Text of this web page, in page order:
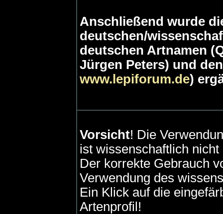
Anschließend wurde
deutschen/
deutschen Artnamen
Jürgen Peters) und
www.lepiforum.de)
Vorsicht! Die
ist wissenschaftlich
Der korrekte Gebrauch
Verwendung des
Ein Klick auf die
Artenprofil!